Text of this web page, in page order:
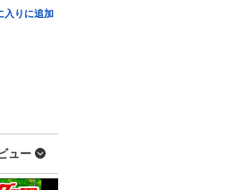
入りに追加
ュー